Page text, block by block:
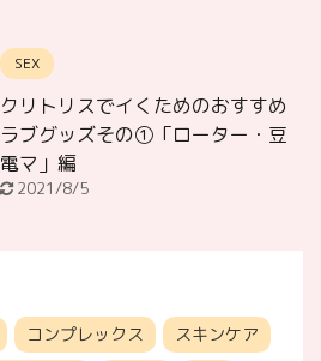
SEX
クリトリスでイくためのおすすめ
ラブグッズその①「ローター・豆
電マ」編
2021/8/5
コンプレックス
スキンケア